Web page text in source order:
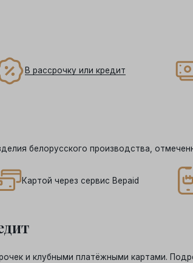
В рассрочку или кредит
белорусского производства,
Картой через сервис Bepaid
и клубными платёжными картами.